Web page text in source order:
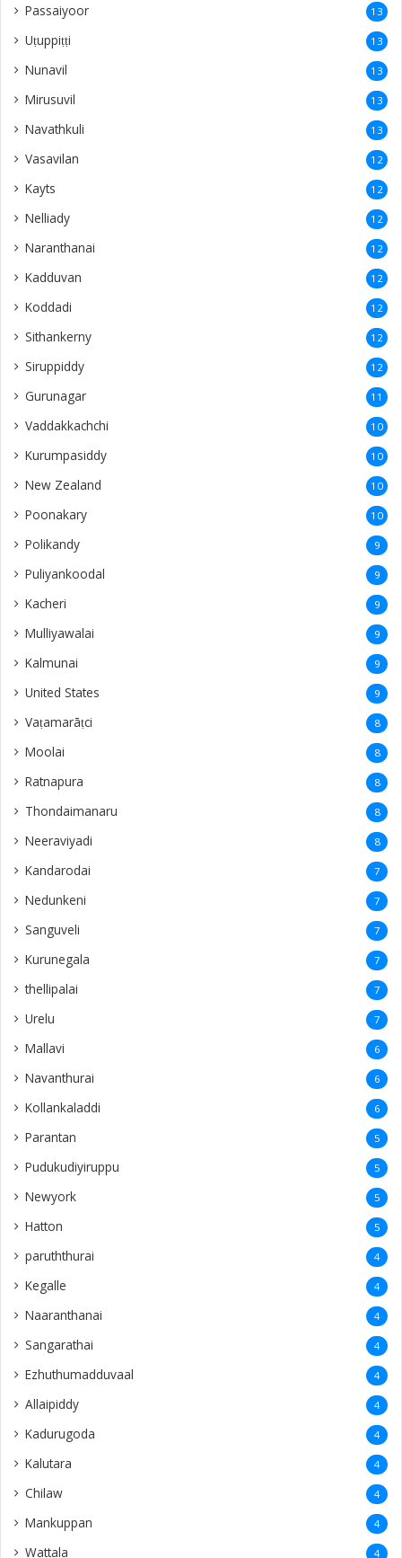
Passaiyoor 13
Uṭuppiṭṭi 13
Nunavil 13
Mirusuvil 13
Navathkuli 13
Vasavilan 12
Kayts 12
Nelliady 12
Naranthanai 12
Kadduvan 12
Koddadi 12
Sithankerny 12
Siruppiddy 12
Gurunagar 11
Vaddakkachchi 10
Kurumpasiddy 10
New Zealand 10
Poonakary 10
Polikandy 9
Puliyankoodal 9
Kacheri 9
Mulliyawalai 9
Kalmunai 9
United States 9
Vaṭamarāṭci 8
Moolai 8
Ratnapura 8
Thondaimanaru 8
Neeraviyadi 8
Kandarodai 7
Nedunkeni 7
Sanguveli 7
Kurunegala 7
thellipalai 7
Urelu 7
Mallavi 6
Navanthurai 6
Kollankaladdi 6
Parantan 5
Pudukudiyiruppu 5
Newyork 5
Hatton 5
paruththurai 4
Kegalle 4
Naaranthanai 4
Sangarathai 4
Ezhuthumadduvaal 4
Allaipiddy 4
Kadurugoda 4
Kalutara 4
Chilaw 4
Mankuppan 4
Wattala 4